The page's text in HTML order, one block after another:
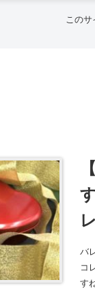
このサ
バ
コ
す